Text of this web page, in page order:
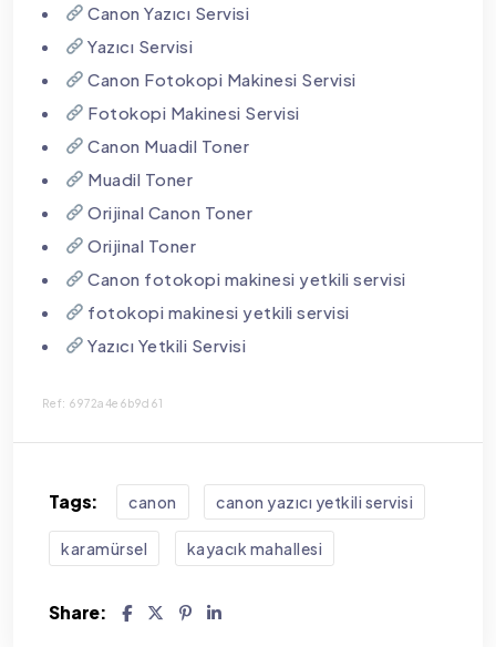
Canon Yazıcı Servisi
Yazıcı Servisi
Canon Fotokopi Makinesi Servisi
Fotokopi Makinesi Servisi
Canon Muadil Toner
Muadil Toner
Orijinal Canon Toner
Orijinal Toner
Canon fotokopi makinesi yetkili servisi
fotokopi makinesi yetkili servisi
Yazıcı Yetkili Servisi
Ref: 6972a4e6b9d61
Tags: canon canon yazıcı yetkili servisi
karamürsel kayacık mahallesi
Share: